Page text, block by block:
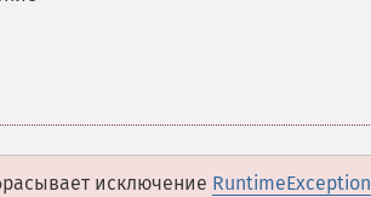
исключение RuntimeException